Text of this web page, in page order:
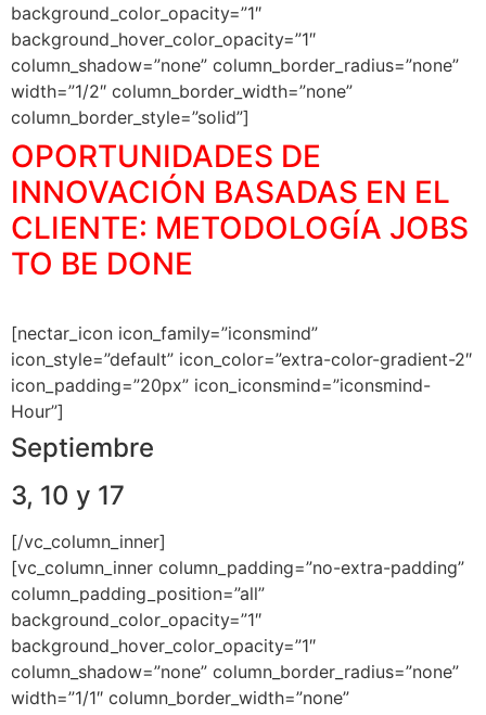
background_color_opacity=”1″
background_hover_color_opacity=”1″
column_shadow=”none” column_border_radius=”none”
width=”1/2″ column_border_width=”none”
column_border_style=”solid”]
OPORTUNIDADES DE
INNOVACIÓN BASADAS EN EL
CLIENTE: METODOLOGÍA JOBS
TO BE DONE
[nectar_icon icon_family=”iconsmind”
icon_style=”default” icon_color=”extra-color-gradient-2″
icon_padding=”20px” icon_iconsmind=”iconsmind-
Hour”]
Septiembre
3, 10 y 17
[/vc_column_inner]
[vc_column_inner column_padding=”no-extra-padding”
column_padding_position=”all”
background_color_opacity=”1″
background_hover_color_opacity=”1″
column_shadow=”none” column_border_radius=”none”
width=”1/1″ column_border_width=”none”